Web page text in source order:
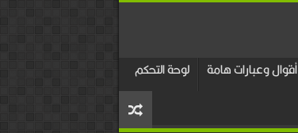
أقوال وعبارات هامة
لوحة التحكم